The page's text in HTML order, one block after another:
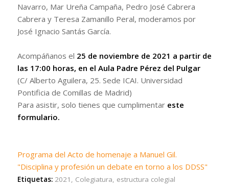
Navarro, Mar Ureña Campaña, Pedro José Cabrera
Cabrera y Teresa Zamanillo Peral, moderamos por
José Ignacio Santás García.
Acompáñanos el 25 de noviembre de 2021 a partir de
las 17:00 horas, en el Aula Padre Pérez del Pulgar
(C/ Alberto Aguilera, 25. Sede ICAI. Universidad
Pontificia de Comillas de Madrid)
Para asistir, solo tienes que cumplimentar este
formulario.
Programa del Acto de homenaje a Manuel Gil.
"Disciplina y profesión un debate en torno a los DDSS"
Etiquetas: 2021 , Colegiatura, estructura colegial